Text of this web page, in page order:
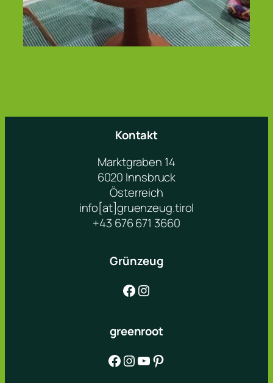
Kontakt
Marktgraben 14
6020 Innsbruck
Österreich
info[at]gruenzeug.tirol
+43 676 671 3660
Grünzeug
Facebook Instagram
greenroot
Facebook Instagram YouTube Pinterest